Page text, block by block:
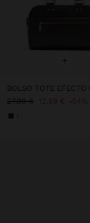
+
27,99 €
12,99 € 54%